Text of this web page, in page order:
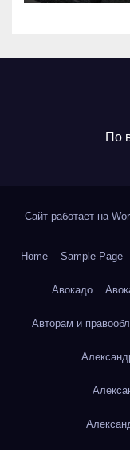
По
Сайт работает на
Home Sample Page
Авокадо
Авторам и